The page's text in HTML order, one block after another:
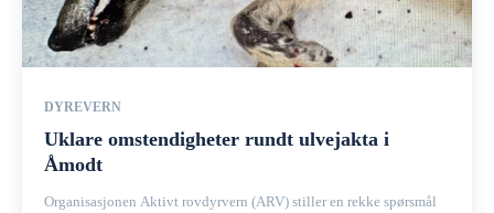
DYREVERN
Uklare omstendigheter rundt ulvejakta i
Åmodt
Organisasjonen Aktivt rovdyrvern (ARV) stiller en rekke spørsmål